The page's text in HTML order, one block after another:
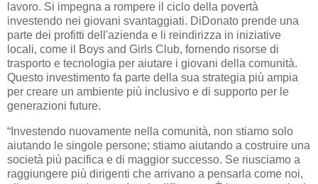
lavoro. Si impegna a rompere il ciclo della povertà
investendo nei giovani svantaggiati. DiDonato prende una
parte dei profitti dell'azienda e li reindirizza in iniziative
locali, come il Boys and Girls Club, fornendo risorse di
trasporto e tecnologia per aiutare i giovani della comunità.
Questo investimento fa parte della sua strategia più ampia
per creare un ambiente più inclusivo e di supporto per le
generazioni future.
“Investendo nuovamente nella comunità, non stiamo solo
aiutando le singole persone; stiamo aiutando a costruire una
società più pacifica e di maggior successo. Se riusciamo a
raggiungere più dirigenti che arrivano a pensarla come noi,